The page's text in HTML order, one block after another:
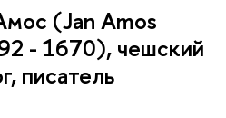
(Jan Amos
- 1670), чешский
писатель